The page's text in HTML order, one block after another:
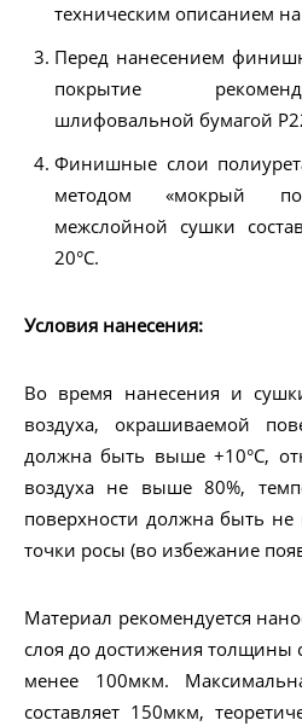
техническим описанием
Перед нанесением
покрытие
шлифовальной бумагой
Финишные слои
методом «мокрый
межслойной сушки
20°С.
Условия нанесения:
Во время нанесения и
воздуха, окрашиваемой
должна быть выше +10°С,
воздуха не выше 80%,
поверхности должна быть
точки росы (во избежание
Материал рекомендуется
слоя до достижения толщины
менее 100мкм.
составляет 150мкм,